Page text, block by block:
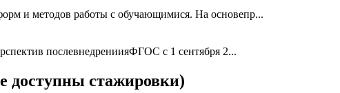
и методов работы с обучающимися. На основепр...
послевнедрениияФГОС с 1 сентября 2...
доступны стажировки)